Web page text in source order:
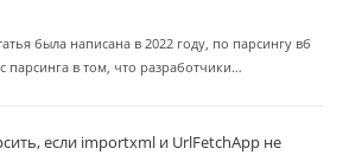
была написана в 2022 году, по парсингу вб
парсинга в том, что разработчики…
если importxml и UrlFetchApp не